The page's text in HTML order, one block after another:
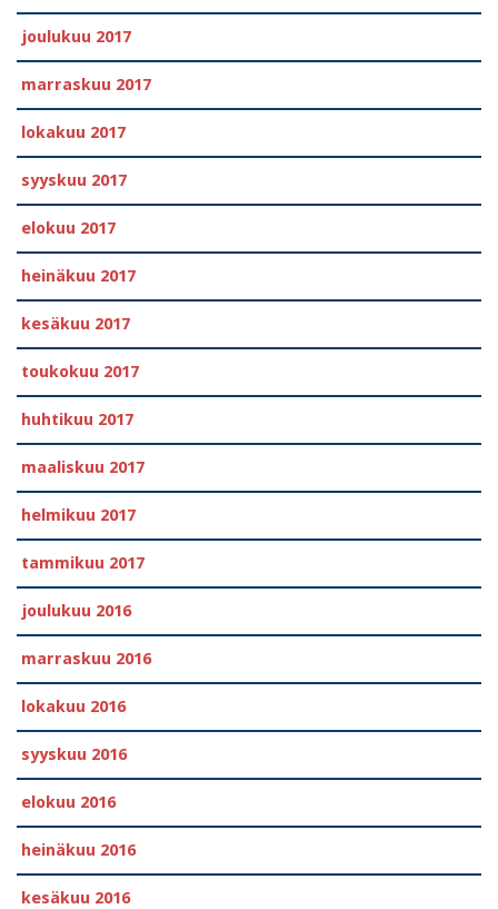
joulukuu 2017
marraskuu 2017
lokakuu 2017
syyskuu 2017
elokuu 2017
heinäkuu 2017
kesäkuu 2017
toukokuu 2017
huhtikuu 2017
maaliskuu 2017
helmikuu 2017
tammikuu 2017
joulukuu 2016
marraskuu 2016
lokakuu 2016
syyskuu 2016
elokuu 2016
heinäkuu 2016
kesäkuu 2016